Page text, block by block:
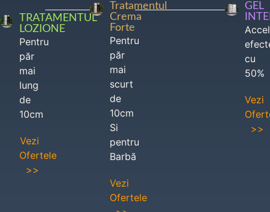
TRATAMENTUL
LOZIONE
Pentru
păr
mai
lung
de
10cm
Vezi
Ofertele
>>
Tratamentul
Crema
Forte
Pentru
păr
mai
scurt
de
10cm
Si
pentru
Barbă
Vezi
Ofertele
GEL
cu
50%
Vezi
>>